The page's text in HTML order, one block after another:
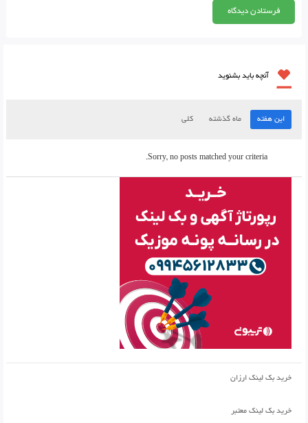
آنچه باید بشنوید
این هفته ماه گذشته کلی
Sorry, no posts matched your criteria.
خرید بک لینک ارزان
خرید بک لینک معتبر